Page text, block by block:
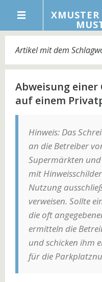
Artikel mit dem
Abweisung
auf einem
Hinweis: Das
an die Betreiber
Supermärkten
mit
Nutzung
verweisen. Sollte
die oft
ermitteln die
und schicken ihm
für die